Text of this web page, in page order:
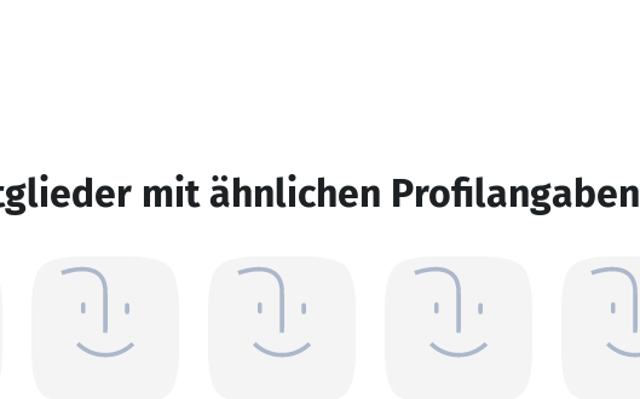
mit ähnlichen Profilangaben